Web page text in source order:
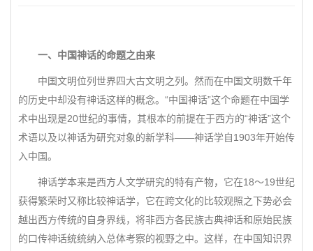
一、中国神话的命题之由来
中国文明位列世界四大古文明之列。然而在中国文明数千年
的历史中却没有神话这样的概念。“中国神话”这个命题在中国学
术中出现是20世纪的事情，其根本的前提在于西方的“神话”这个
术语以及以神话为研究对象的新学科——神话学自1903年开始传
入中国。
神话学本来是西方人文学研究的特有产物，它在18～19世纪
获得繁荣时又称比较神话学，它在跨文化的比较观照之下势必会
越出西方传统的自身界线，将非西方各民族古典神话和原始民族
的口传神话统统纳入总体考察的视野之中。这样，在中国知识界